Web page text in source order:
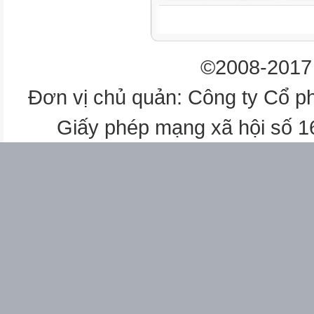
©2008-
Đơn vị chủ quản: Công ty Cổ
Giấy phép mạng xã hội số